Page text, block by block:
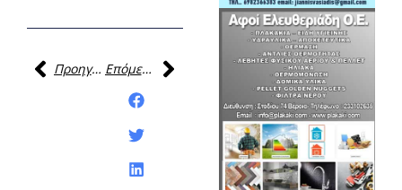
Προηγούμενη
Επόμενη